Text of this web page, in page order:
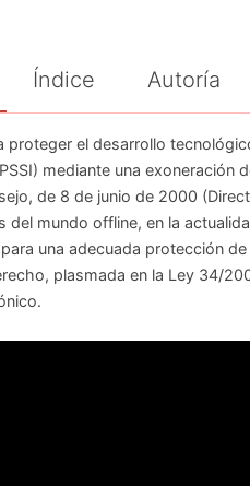
Índice Autoría
proteger el desarrollo
mediante una
de 8 de junio de 2000
del mundo offline, en la
una adecuada protección
plasmada en la Ley 34/